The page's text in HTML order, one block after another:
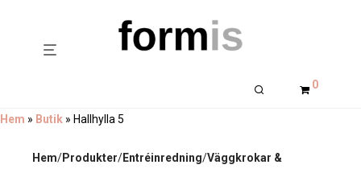
0
Hem » Butik » Hallhylla 5
Hem/Produkter/Entréinredning/Väggkrokar &